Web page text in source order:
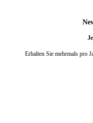
Erhalten Sie mehrmals pro